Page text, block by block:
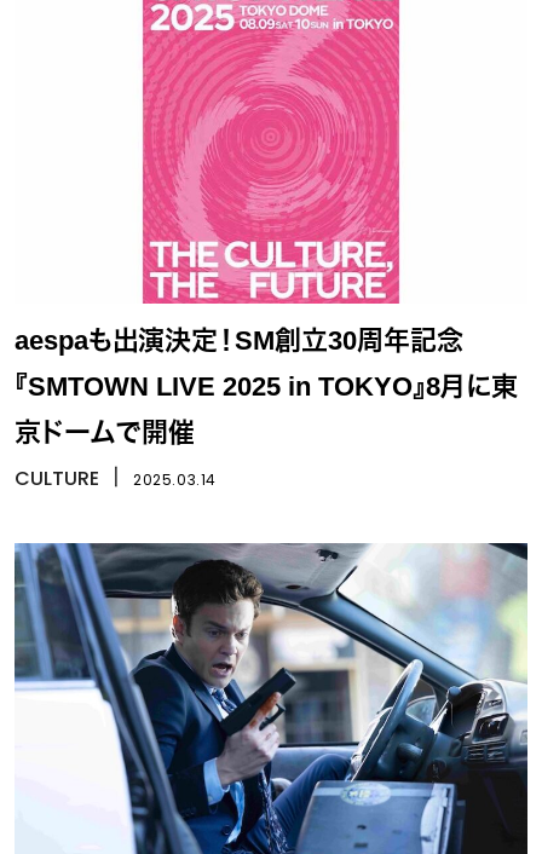
aespaも出演決定！SM創立30周年記念
『SMTOWN LIVE 2025 in TOKYO』8月に東
京ドームで開催
CULTURE 2025.03.14